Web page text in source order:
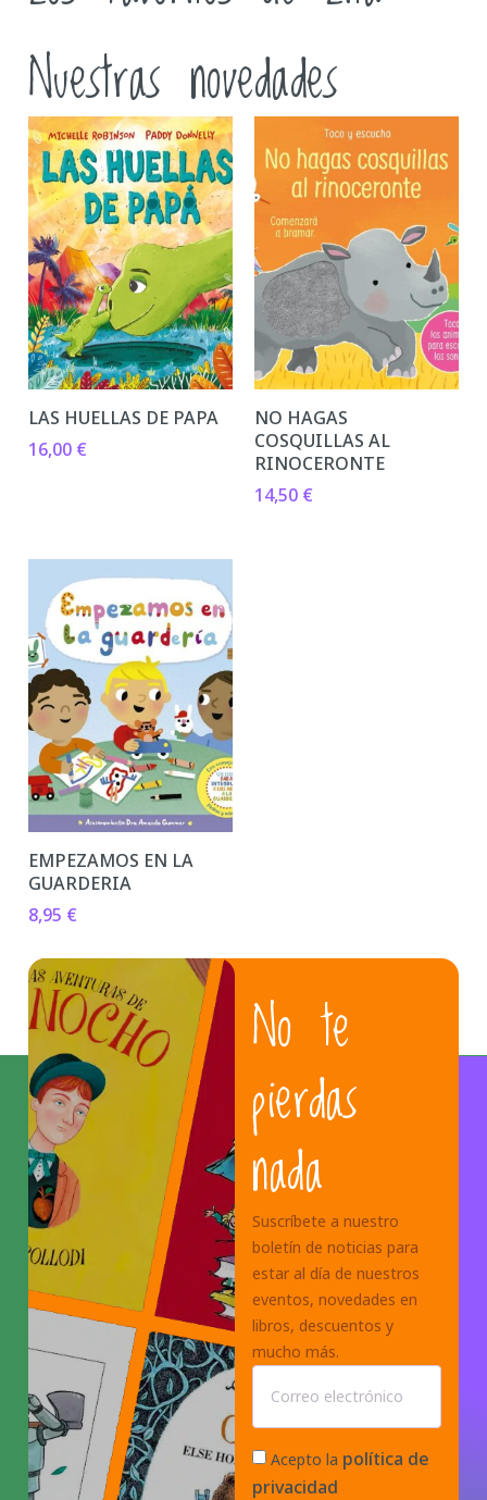
Nuestras novedades
LAS HUELLAS DE PAPA
16,00 €
NO HAGAS
COSQUILLAS AL
RINOCERONTE
14,50 €
EMPEZAMOS EN LA
GUARDERIA
8,95 €
No te
pierdas
nada
Suscríbete a nuestro
boletín de noticias para
estar al día de nuestros
eventos, novedades en
libros, descuentos y
mucho más.
Acepto la política de
privacidad